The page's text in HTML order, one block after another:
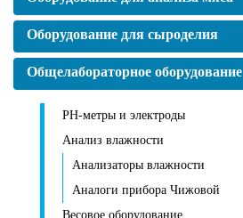
Оборудование для сыроделия
Общелабораторное оборудование
PH-метры и электроды
Анализ влажности
Анализаторы влажности
Аналоги прибора Чижовой
Весовое оборудование